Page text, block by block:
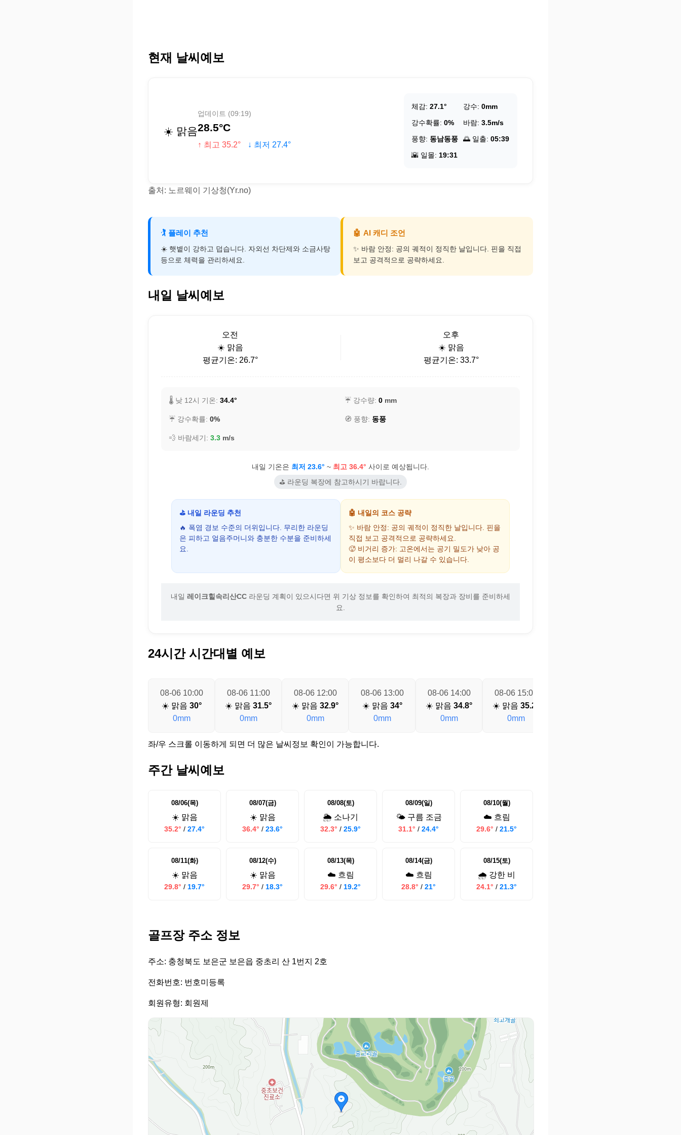
현재 날씨예보
☀️ 맑음
업데이트 (09:19)
28.5°C
↑ 최고 35.2° ↓ 최저 27.4°
체감: 27.1° 강수: 0mm
강수확률: 0% 바람: 3.5m/s
풍향: 동남동풍 🌅 일출: 05:39
🌇 일몰: 19:31
출처: 노르웨이 기상청(Yr.no)
🏌️ 플레이 추천
☀️ 햇볕이 강하고 덥습니다. 자외선 차단제와 소금사탕
등으로 체력을 관리하세요.
🤖 AI 캐디 조언
✨ 바람 안정: 공의 궤적이 정직한 날입니다. 핀을 직접
보고 공격적으로 공략하세요.
내일 날씨예보
오전
☀️ 맑음
평균기온: 26.7°
오후
☀️ 맑음
평균기온: 33.7°
🌡️ 낮 12시 기온: 34.4° ☔ 강수량: 0 mm
☔ 강수확률: 0% 🧭 풍향: 동풍
💨 바람세기: 3.3 m/s
내일 기온은 최저 23.6° ~ 최고 36.4° 사이로 예상됩니다.
⛳ 라운딩 복장에 참고하시기 바랍니다.
⛳ 내일 라운딩 추천
🔥 폭염 경보 수준의 더위입니다. 무리한 라운딩
은 피하고 얼음주머니와 충분한 수분을 준비하세
요.
🤖 내일의 코스 공략
✨ 바람 안정: 공의 궤적이 정직한 날입니다. 핀을
직접 보고 공격적으로 공략하세요.
🥵 비거리 증가: 고온에서는 공기 밀도가 낮아 공
이 평소보다 더 멀리 나갈 수 있습니다.
내일 레이크힐속리산CC 라운딩 계획이 있으시다면 위 기상 정보를 확인하여 최적의 복장과 장비를 준비하세
요.
24시간 시간대별 예보
08-06 10:00
☀️ 맑음 30°
0mm
08-06 11:00
☀️ 맑음 31.5°
0mm
08-06 12:00
☀️ 맑음 32.9°
0mm
08-06 13:00
☀️ 맑음 34°
0mm
08-06 14:00
☀️ 맑음 34.8°
0mm
08-06 15:00
☀️ 맑음 35.2°
0mm
좌/우 스크롤 이동하게 되면 더 많은 날씨정보 확인이 가능합니다.
주간 날씨예보
08/06(목)
☀️ 맑음
35.2° / 27.4°
08/07(금)
☀️ 맑음
36.4° / 23.6°
08/08(토)
🌦️ 소나기
32.3° / 25.9°
08/09(일)
🌤️ 구름 조금
31.1° / 24.4°
08/10(월)
☁️ 흐림
29.6° / 21.5°
08/11(화)
☀️ 맑음
29.8° / 19.7°
08/12(수)
☀️ 맑음
29.7° / 18.3°
08/13(목)
☁️ 흐림
29.6° / 19.2°
08/14(금)
☁️ 흐림
28.8° / 21°
08/15(토)
🌧️ 강한 비
24.1° / 21.3°
골프장 주소 정보
주소: 충청북도 보은군 보은읍 중초리 산 1번지 2호
전화번호: 번호미등록
회원유형: 회원제